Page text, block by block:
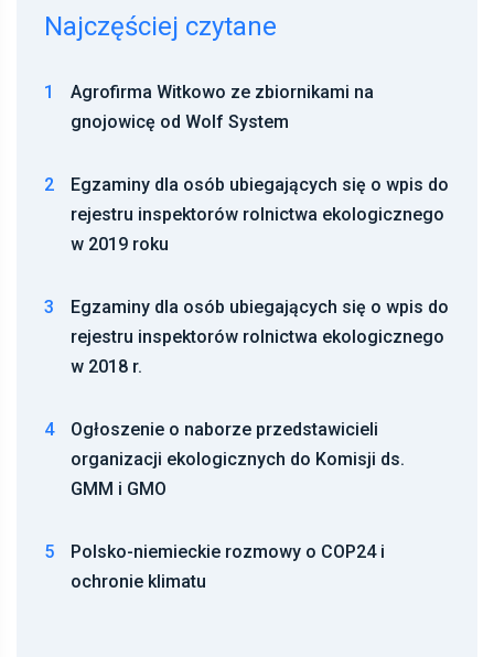
Najczęściej czytane
1
Agrofirma Witkowo ze zbiornikami na
gnojowicę od Wolf System
2
Egzaminy dla osób ubiegających się o wpis do
rejestru inspektorów rolnictwa ekologicznego
w 2019 roku
3
Egzaminy dla osób ubiegających się o wpis do
rejestru inspektorów rolnictwa ekologicznego
w 2018 r.
4
Ogłoszenie o naborze przedstawicieli
organizacji ekologicznych do Komisji ds.
GMM i GMO
5
Polsko-niemieckie rozmowy o COP24 i
ochronie klimatu